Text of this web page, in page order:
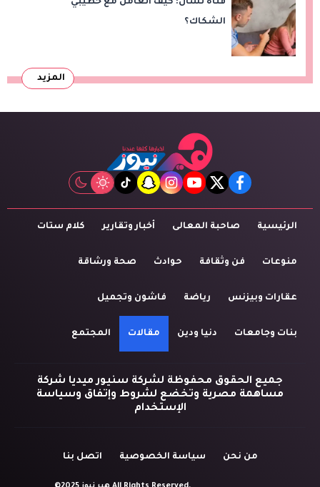
فتاة تسأل: كيف اتعامل مع خطيبي
الشكاك؟
المزيد
facebook
twitter
youtube
instagram
snapchat
tiktok
الرئيسية صاحبة المعالى أخبار وتقارير كلام ستات
منوعات فن وثقافة حوادث صحة ورشاقة
عقارات وبيزنس رياضة فاشون وتجميل
بنات وجامعات دنيا ودين مقالات المجتمع
جميع الحقوق محفوظة لشركة سنيور ميديا شركة
مساهمة مصرية وتخضع لشروط وإتفاق وسياسة
الإستخدام
من نحن سياسة الخصوصية اتصل بنا